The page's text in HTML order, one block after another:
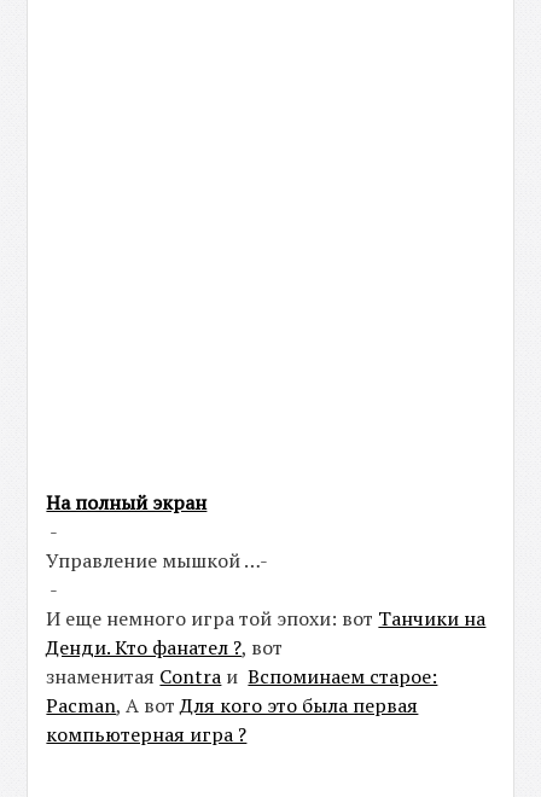
На полный экран
-
Управление мышкой …-
-
И еще немного игра той эпохи: вот Танчики на
Денди. Кто фанател ?, вот
знаменитая Contra иВспоминаем старое:
Pacman, А вотДля кого это была первая
компьютерная игра ?